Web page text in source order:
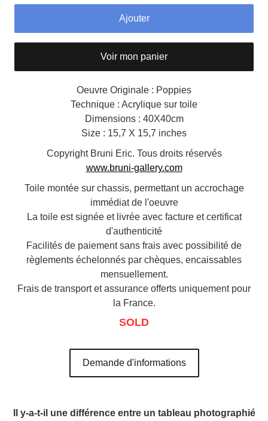
Ajouter
Voir mon panier
Oeuvre Originale : Poppies
Technique : Acrylique sur toile
Dimensions : 40X40cm
Size : 15,7 X 15,7 inches
Copyright Bruni Eric. Tous droits réservés
www.bruni-gallery.com
Toile montée sur chassis, permettant un accrochage
immédiat de l'oeuvre
La toile est signée et livrée avec facture et certificat
d'authenticité
Facilités de paiement sans frais avec possibilité de
règlements échelonnés par chèques, encaissables
mensuellement.
Frais de transport et assurance offerts uniquement pour
la France.
SOLD
Demande d'informations
Il y-a-t-il une différence entre un tableau photographié